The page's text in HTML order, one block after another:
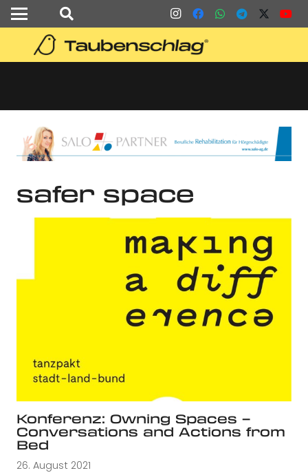
safer space
Konferenz: Owning Spaces –
Conversations and Actions from
Bed
26. August 2021